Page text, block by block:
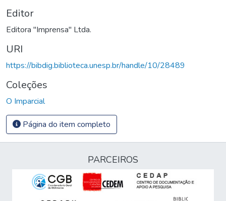
Editor
Editora "Imprensa" Ltda.
URI
https://bibdig.biblioteca.unesp.br/handle/10/28489
Coleções
O Imparcial
Página do item completo
PARCEIROS